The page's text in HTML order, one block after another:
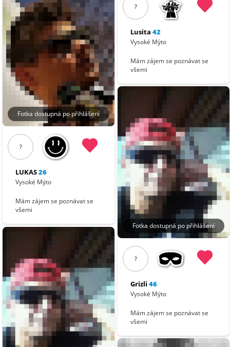
Fotka dostupná po přihlášení
?
LUKAS26
Vysoké Mýto
Mám zájem se poznávat se
všemi
?
Lusita 42
Vysoké Mýto
Mám zájem se poznávat se
všemi
Fotka dostupná po přihlášení
?
Grizli 46
Vysoké Mýto
Mám zájem se poznávat se
všemi